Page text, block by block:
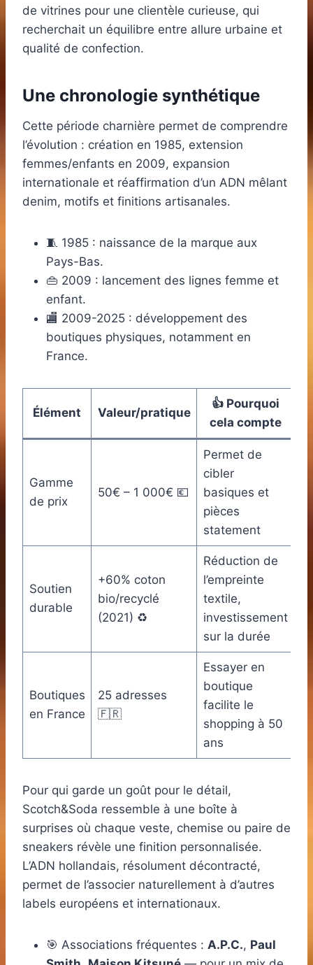
de vitrines pour une clientèle curieuse, qui
recherchait un équilibre entre allure urbaine et
qualité de confection.
Une chronologie synthétique
Cette période charnière permet de comprendre
l’évolution : création en 1985, extension
femmes/enfants en 2009, expansion
internationale et réaffirmation d’un ADN mêlant
denim, motifs et finitions artisanales.
🧵 1985 : naissance de la marque aux
Pays-Bas.
👜 2009 : lancement des lignes femme et
enfant.
🏬 2009-2025 : développement des
boutiques physiques, notamment en
France.
Élément Valeur/pratique
👍 Pourquoi
cela compte
Gamme
de prix
50€ – 1 000€ 💶
Permet de
cibler
basiques et
pièces
statement
Soutien
durable
+60% coton
bio/recyclé
(2021) ♻️
Réduction de
l’empreinte
textile,
investissement
sur la durée
Boutiques
en France
25 adresses
🇫🇷
Essayer en
boutique
facilite le
shopping à 50
ans
Pour qui garde un goût pour le détail,
Scotch&Soda ressemble à une boîte à
surprises où chaque veste, chemise ou paire de
sneakers révèle une finition personnalisée.
L’ADN hollandais, résolument décontracté,
permet de l’associer naturellement à d’autres
labels européens et internationaux.
🎯 Associations fréquentes : A.P.C., Paul